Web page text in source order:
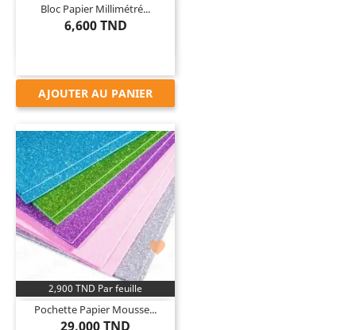
Bloc Papier Millimétré...
6,600 TND
AJOUTER AU PANIER

2,900 TND Par feuille
Pochette Papier Mousse...
29,000 TND